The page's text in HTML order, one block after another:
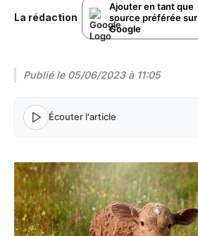
La rédaction
Ajouter en tant que
source préférée sur
Google
Publié le 05/06/2023 à 11:05
Écouter l'article